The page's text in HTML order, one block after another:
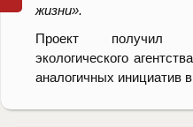
жизни».
Проект получил
экологического
аналогичных инициатив